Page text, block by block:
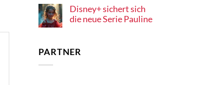
Disney+ sichert sich
die neue Serie Pauline
PARTNER